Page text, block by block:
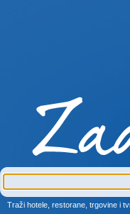
Traži hotele, restorane, trgovine i